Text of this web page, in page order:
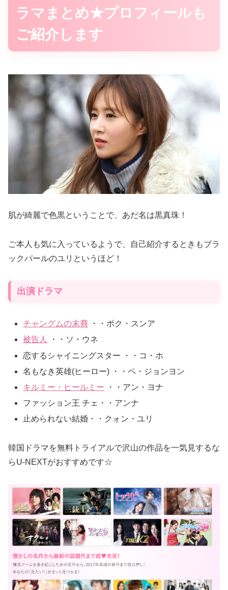
ラマまとめ★プロフィールも
ご紹介します
肌が綺麗で色黒ということで、あだ名は黒真珠！
ご本人も気に入っているようで、自己紹介するときもブラ
ックパールのユリというほど！
出演ドラマ
チャングムの末裔 ・・ポク・スンア
被告人
・・ソ・ウネ
恋するシャイニングスター ・・コ・ホ
名もなき英雄(ヒーロー) ・・ペ・ジョンヨン
キルミー・ヒールミー ・・アン・ヨナ
ファッション王 チェ・・アンナ
止められない結婚・・クォン・ユリ
韓国ドラマを無料トライアルで沢山の作品を一気見するな
らU-NEXTがおすすめです☆